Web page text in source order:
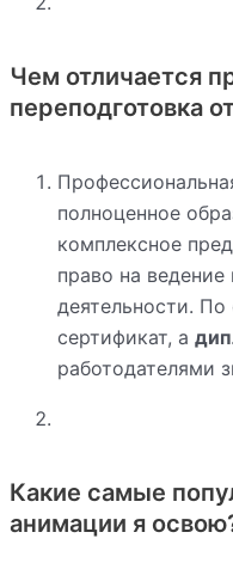
Чем отличается
переподготовка
полноценное
комплексное
право на
деятельности.
сертификат, а
работодателями
Какие самые
анимации я